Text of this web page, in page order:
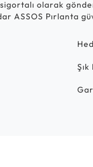
olarak
ASSOS Pırlanta
Şık